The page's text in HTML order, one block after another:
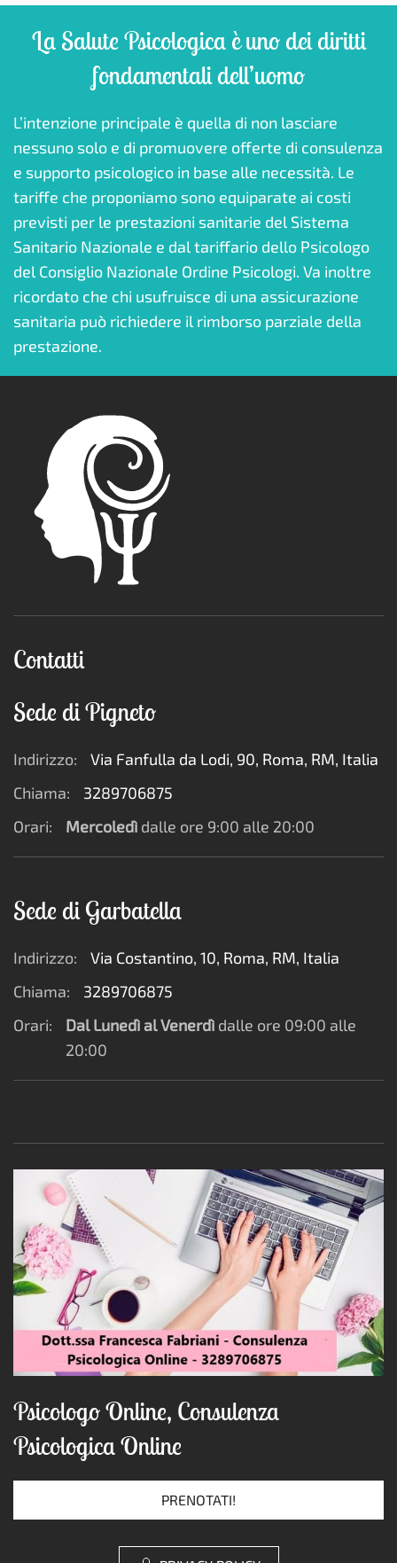
La Salute Psicologica è uno dei diritti
fondamentali dell’uomo
L’intenzione principale è quella di non lasciare
nessuno solo e di promuovere offerte di consulenza
e supporto psicologico in base alle necessità. Le
tariffe che proponiamo sono equiparate ai costi
previsti per le prestazioni sanitarie del Sistema
Sanitario Nazionale e dal tariffario dello Psicologo
del Consiglio Nazionale Ordine Psicologi. Va inoltre
ricordato che chi usufruisce di una assicurazione
sanitaria può richiedere il rimborso parziale della
prestazione.
Contatti
Sede di Pigneto
Indirizzo:
Via Fanfulla da Lodi, 90, Roma, RM, Italia
Chiama:
3289706875
Orari:
Mercoledì dalle ore 9:00 alle 20:00
Sede di Garbatella
Indirizzo:
Via Costantino, 10, Roma, RM, Italia
Chiama:
3289706875
Orari:
Dal Lunedì al Venerdì dalle ore 09:00 alle
20:00
Psicologo Online, Consulenza
Psicologica Online
PRENOTATI!